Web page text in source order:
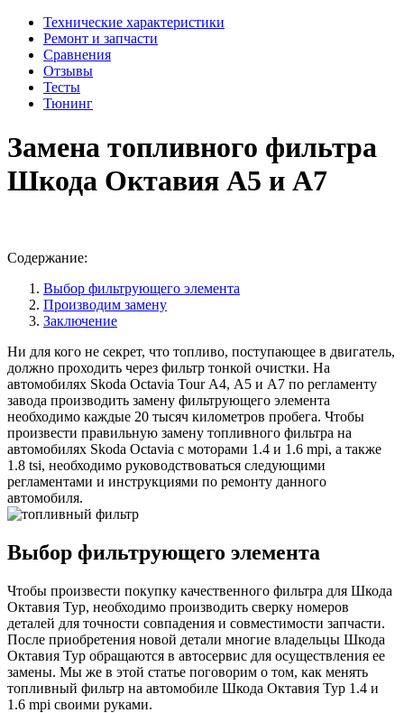
Технические характеристики
Ремонт и запчасти
Сравнения
Отзывы
Тесты
Тюнинг
Замена топливного фильтра
Шкода Октавия А5 и А7
Содержание:
Выбор фильтрующего элемента
Производим замену
Заключение
Ни для кого не секрет, что топливо, поступающее в двигатель,
должно проходить через фильтр тонкой очистки. На
автомобилях Skoda Octavia Tour А4, А5 и А7 по регламенту
завода производить замену фильтрующего элемента
необходимо каждые 20 тысяч километров пробега. Чтобы
произвести правильную замену топливного фильтра на
автомобилях Skoda Octavia с моторами 1.4 и 1.6 mpi, а также
1.8 tsi, необходимо руководствоваться следующими
регламентами и инструкциями по ремонту данного
автомобиля.
Выбор фильтрующего элемента
Чтобы произвести покупку качественного фильтра для Шкода
Октавия Тур, необходимо производить сверку номеров
деталей для точности совпадения и совместимости запчасти.
После приобретения новой детали многие владельцы Шкода
Октавия Тур обращаются в автосервис для осуществления ее
замены. Мы же в этой статье поговорим о том, как менять
топливный фильтр на автомобиле Шкода Октавия Тур 1.4 и
1.6 mpi своими руками.